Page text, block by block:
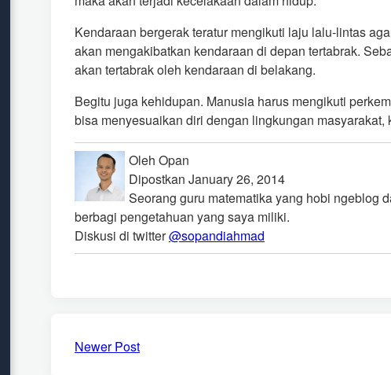
Kendaraan bergerak teratur mengikuti laju lalu-lintas
akan mengakibatkan kendaraan di depan tertabrak.
akan tertabrak oleh kendaraan di belakang.
Begitu juga kehidupan. Manusia harus mengikuti
bisa menyesuaikan diri dengan lingkungan
Oleh Opan
Dipostkan January 26, 2014
Seorang guru matematika yang hobi ngeblog
berbagi pengetahuan yang saya miliki.
Diskusi di twitter@sopandiahmad
Newer Post